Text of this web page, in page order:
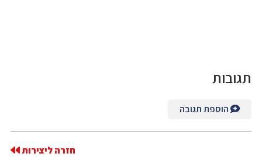
תגובות
הוספת תגובה
חזרה ליצירות